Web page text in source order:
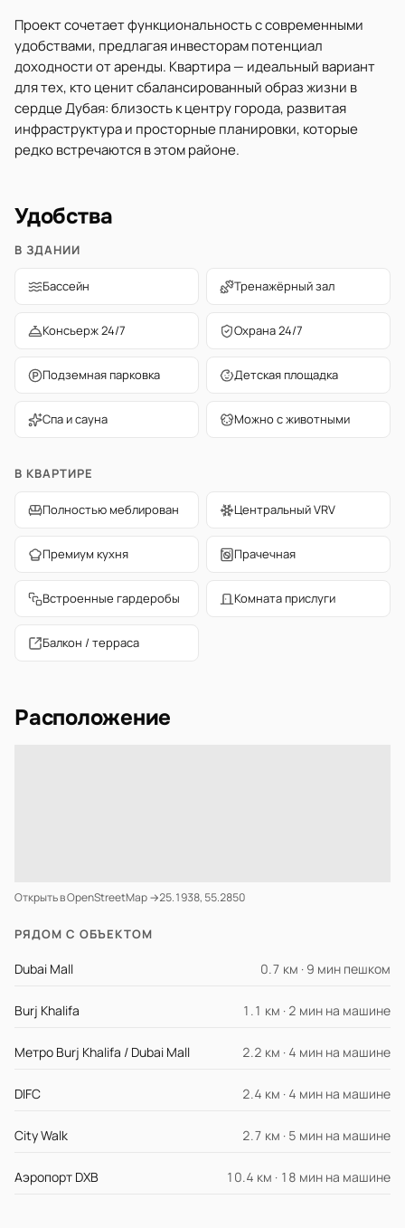
Проект сочетает функциональность с современными
удобствами, предлагая инвесторам потенциал
доходности от аренды. Квартира — идеальный вариант
для тех, кто ценит сбалансированный образ жизни в
сердце Дубая: близость к центру города, развитая
инфраструктура и просторные планировки, которые
редко встречаются в этом районе.
Удобства
В ЗДАНИИ
Бассейн Тренажёрный зал
Консьерж 24/7 Охрана 24/7
Подземная парковка Детская площадка
Спа и сауна Можно с животными
В КВАРТИРЕ
Полностью меблирован Центральный VRV
Премиум кухня Прачечная
Встроенные гардеробы Комната прислуги
Балкон / терраса
Расположение
Открыть в OpenStreetMap →25.1938, 55.2850
РЯДОМ С ОБЪЕКТОМ
Dubai Mall 0.7 км · 9 мин пешком
Burj Khalifa 1.1 км · 2 мин на машине
Метро Burj Khalifa / Dubai Mall 2.2 км · 4 мин на машине
DIFC 2.4 км · 4 мин на машине
City Walk 2.7 км · 5 мин на машине
Аэропорт DXB 10.4 км · 18 мин на машине